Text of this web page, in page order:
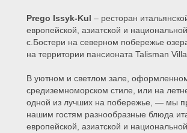
Prego Issyk-Kul – ресторан
европейской, азиатской и
с.Бостери на северном побережье
на территории пансионата Talisman
В уютном и светлом зале,
средиземноморском стиле, или на
одной из лучших на побережье, — мы
нашим гостям разнообразные блюда
европейской, азиатской и